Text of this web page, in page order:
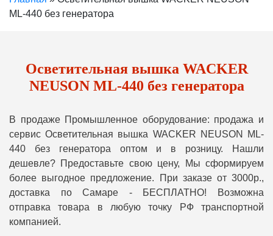
ML-440 без генератора
Осветительная вышка WACKER
NEUSON ML-440 без генератора
В продаже Промышленное оборудование: продажа и
сервис Осветительная вышка WACKER NEUSON ML-
440 без генератора оптом и в розницу. Нашли
дешевле? Предоставьте свою цену, Мы сформируем
более выгодное предложение. При заказе от 3000р.,
доставка по Самаре - БЕСПЛАТНО! Возможна
отправка товара в любую точку РФ транспортной
компанией.